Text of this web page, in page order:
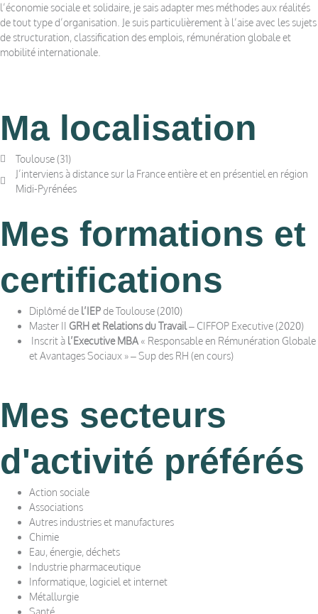
l’économie sociale et solidaire, je sais adapter mes méthodes aux réalités
de tout type d’organisation. Je suis particulièrement à l’aise avec les sujets
de structuration, classification des emplois, rémunération globale et
mobilité internationale.
Ma localisation
Toulouse (31)
J’interviens à distance sur la France entière et en présentiel en région
Midi-Pyrénées
Mes formations et
certifications
Diplômé de l’IEPde Toulouse (2010)
Master II GRH et Relations du Travail– CIFFOP Executive (2020)
Inscrit à l’Executive MBA « Responsable en Rémunération Globale
et Avantages Sociaux » – Sup des RH (en cours)
Mes secteurs
d'activité préférés
Action sociale
Associations
Autres industries et manufactures
Chimie
Eau, énergie, déchets
Industrie pharmaceutique
Informatique, logiciel et internet
Métallurgie